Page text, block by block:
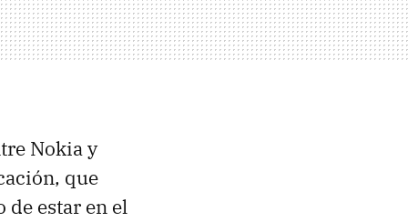
Nokia y
que
de estar en el